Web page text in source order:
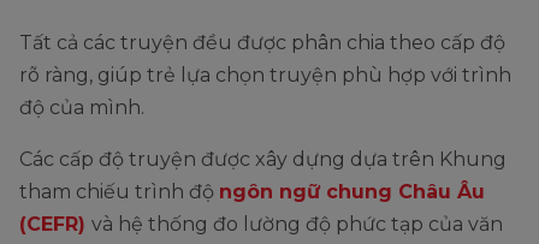
Tất cả các truyện đều được phân chia theo cấp độ
rõ ràng, giúp trẻ lựa chọn truyện phù hợp với trình
độ của mình.
Các cấp độ truyện được xây dựng dựa trên Khung
tham chiếu trình độ ngôn ngữ chung Châu Âu
(CEFR) và hệ thống đo lường độ phức tạp của văn